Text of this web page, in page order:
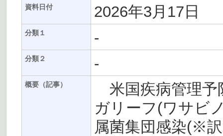
資料日付 2026年3月17日
分類１ -
分類２ -
概要（記事）
米国疾病管理予
ガリーフ(ワサビ
属菌集団感染(※